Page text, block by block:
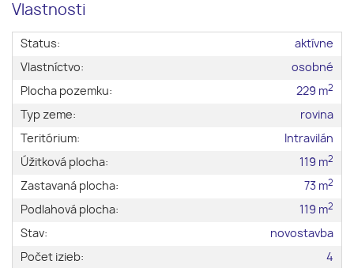
Vlastnosti
Status:
aktívne
Vlastníctvo:
osobné
Plocha pozemku:
229 m2
Typ zeme:
rovina
Teritórium:
Intravilán
Úžitková plocha:
119 m2
Zastavaná plocha: 73 m2
Podlahová plocha: 119 m2
Stav:
novostavba
Počet izieb:
4